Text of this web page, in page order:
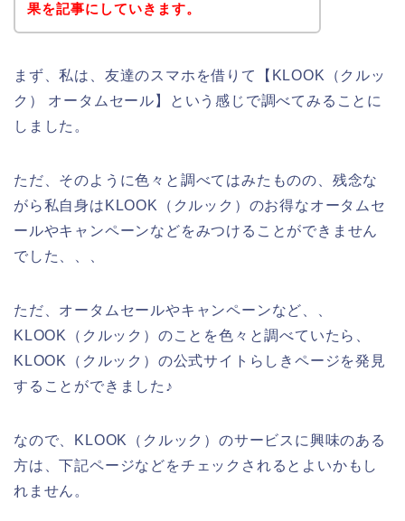
果を記事にしていきます。
まず、私は、友達のスマホを借りて【KLOOK（クルッ
ク） オータムセール】という感じで調べてみることに
しました。
ただ、そのように色々と調べてはみたものの、残念な
がら私自身はKLOOK（クルック）のお得なオータムセ
ールやキャンペーンなどをみつけることができません
でした、、、
ただ、オータムセールやキャンペーンなど、、
KLOOK（クルック）のことを色々と調べていたら、
KLOOK（クルック）の公式サイトらしきページを発見
することができました♪
なので、KLOOK（クルック）のサービスに興味のある
方は、下記ページなどをチェックされるとよいかもし
れません。